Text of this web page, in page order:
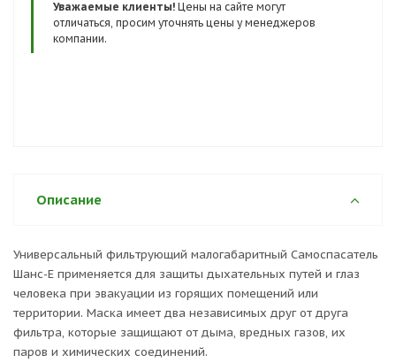
Сертификаты и госты:
ТР ТС 019/2011
Уважаемые клиенты! Цены на сайте могут
отличаться, просим уточнять цены у менеджеров
компании.
Описание
Универсальный фильтрующий малогабаритный Самоспасатель
Шанс-Е применяется для защиты дыхательных путей и глаз
человека при эвакуации из горящих помещений или
территории. Маска имеет два независимых друг от друга
фильтра, которые защищают от дыма, вредных газов, их
паров и химических соединений.